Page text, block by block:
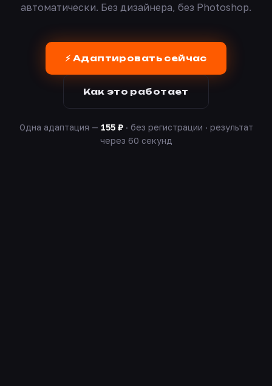
автоматически. Без дизайнера, без Photoshop.
⚡ Адаптировать сейчас
Как это работает
Одна адаптация — 155 ₽· без регистрации · результат
через 60 секунд